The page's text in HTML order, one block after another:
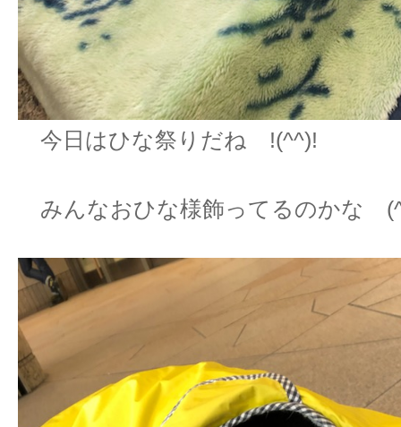
今日はひな祭りだね !(^^)!
みんなおひな様飾ってるのかな